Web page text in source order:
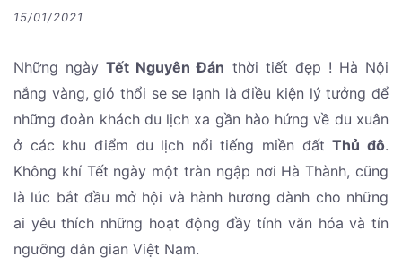
15/01/2021
Những ngàyTết Nguyên Đán thời tiết đẹp ! Hà Nội
nắng vàng, gió thổi se se lạnh là điều kiện lý tưởng để
những đoàn khách du lịch xa gần hào hứng về du xuân
ở các khu điểm du lịch nổi tiếng miền đấtThủ đô.
Không khí Tết ngày một tràn ngập nơi Hà Thành, cũng
là lúc bắt đầu mở hội và hành hương dành cho những
ai yêu thích những hoạt động đầy tính văn hóa và tín
ngưỡng dân gian Việt Nam.